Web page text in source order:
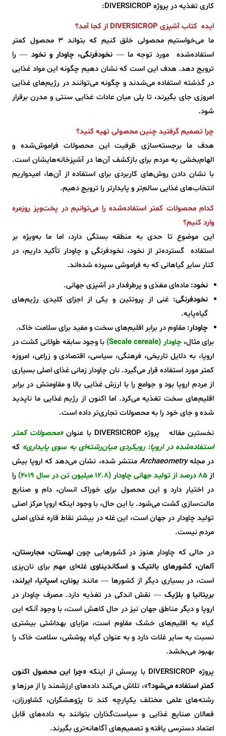
کاری تغذیه در پروژه DIVERSICROP:
ایده‌ کتاب آشپزی DIVERSICROP از کجا آمد؟
ما می‌خواستیم محصولی خلق کنیم که بتواند 3 محصول کمتر
استفاده‌شده‌ مورد توجه ما — نخودفرنگی، چاودار و نخود — را
ترویج دهد. هدف این است که نشان دهیم چگونه این مواد غذایی
در گذشته استفاده می‌شدند و چگونه می‌توانند در رژیم‌های غذایی
امروزی جای بگیرند، تا پلی میان عادات غذایی سنتی و مدرن برقرار
شود.
چرا تصمیم گرفتید چنین محصولی تهیه کنید؟
هدف ما برجسته‌سازی ظرفیت این محصولات فراموش‌شده و
الهام‌بخشی به مردم برای بازکشف آن‌ها در آشپزخانه‌هایشان است.
با نشان دادن روش‌های کاربردی برای استفاده از آن‌ها، امیدواریم
انتخاب‌های غذایی سالم‌تر و پایدارتر را ترویج دهیم.
کدام محصولات کمتر استفاده‌شده را می‌توانیم در پخت‌وپز روزمره
وارد کنیم؟
این موضوع تا حدی به منطقه بستگی دارد، اما ما به‌ویژه بر
استفاده‌ گسترده‌تر از نخود، نخودفرنگی و چاودار تأکید داریم، در
کنار سایر گیاهانی که به فراموشی سپرده شده‌اند.
نخود: ماده‌ای مغذی و پرطرفدار در آشپزی جهانی.
نخودفرنگی: غنی از پروتئین و یکی از اجزای کلیدی رژیم‌های
گیاه‌پایه.
چاودار: مقاوم در برابر اقلیم‌های سخت و مفید برای سلامت خاک.
برای مثال، چاودار (Secale cereale)
با وجود سابقه طولانی کشت در
اروپا، به دلایل تاریخی، فرهنگی، سیاسی، اقتصادی و زراعی، امروزه
کمتر مورد استفاده قرار می‌گیرد. نان چاودار زمانی غذای اصلی بسیاری
از مردم اروپا بود و جوامع را با ارزش غذایی بالا و مقاومتش در برابر
اقلیم‌های سخت تغذیه می‌کرد. اما اکنون از رژیم غذایی ما ناپدید
شده و جای خود را به محصولات تجاری‌تر داده است.
نخستین مقاله‌ پروژه DIVERSICROP با عنوان
«محصولات کمتر
استفاده‌شده در اروپا: رویکردی میان‌رشته‌ای به سوی پایداری» که
در مجلهArchaeometry منتشر شده، نشان می‌دهد که اروپا بیش
از ۸۵ درصد از تولید جهانی چاودار (۱۲.۸ میلیون تن در سال ۲۰۱۹)
را
در اختیار دارد و این محصول برای خوراک انسان، دام و صنایع
مالت‌سازی کشت می‌شود. با این حال، با وجود اینکه اروپا مرکز اصلی
تولید چاودار در جهان است، این غله در بیشتر نقاط قاره غذای اصلی
مردم نیست.
در حالی که چاودار هنوز در کشورهایی چون لهستان، مجارستان،
آلمان، کشورهای بالتیک و اسکاندیناوی غله‌ای مهم برای نان‌پزی
است، در بسیاری دیگر از کشورها — مانند یونان، اسپانیا، ایرلند،
بریتانیا و بلژیک— نقش اندکی در تغذیه دارد. مصرف چاودار در
اروپا و دیگر مناطق جهان نیز در حال کاهش است، با وجود آنکه این
گیاه به اقلیم‌های خشک مقاوم است، مزایای بهداشتی بیشتری
نسبت به سایر غلات دارد و به عنوان گیاه پوششی، سلامت خاک را
بهبود می‌بخشد.
پروژه DIVERSICROP با پرسش از اینکه
«چرا این محصول اکنون
کمتر استفاده می‌شود؟»، تلاش می‌کند داده‌های ارزشمند را از مرزها و
رشته‌های علمی مختلف یکپارچه کند تا پژوهشگران، کشاورزان،
فعالان صنایع غذایی و سیاست‌گذاران بتوانند به داده‌های قابل
اعتماد دسترسی یافته و تصمیم‌های آگاهانه‌تری بگیرند.